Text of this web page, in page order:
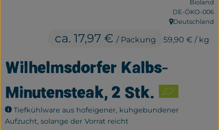
Getränke
Großverpackung
Drogerie
Wilhelmsdorfer Kalbs-
Minutensteak, 2 Stk.
Tiefkühlware aus hofeigener, kuhgebundener
Aufzucht, solange der Vorrat reicht
ca. 17,97 € / Packung 59,90 € / kg
Bioland
, Kontrollstelle:
DE-ÖKO-006
, Herkunft:
Deutschland